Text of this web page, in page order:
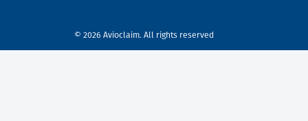
© 2026 Avioclaim. All rights reserved